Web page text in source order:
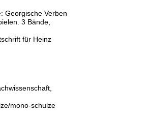
Georgische Verben
3 Bände,
für Heinz
mono-schulze